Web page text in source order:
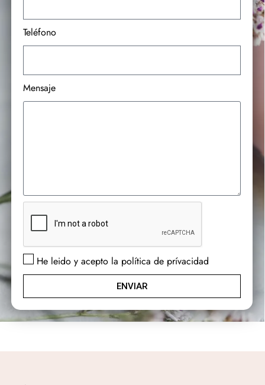
Teléfono
Mensaje
He leido y acepto la política de prívacidad
ENVIAR